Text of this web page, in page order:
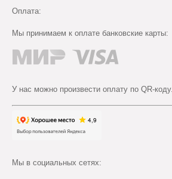
Оплата:
Мы принимаем к оплате банковские карты:
У нас можно произвести оплату по QR-коду.
Мы в социальных сетях: